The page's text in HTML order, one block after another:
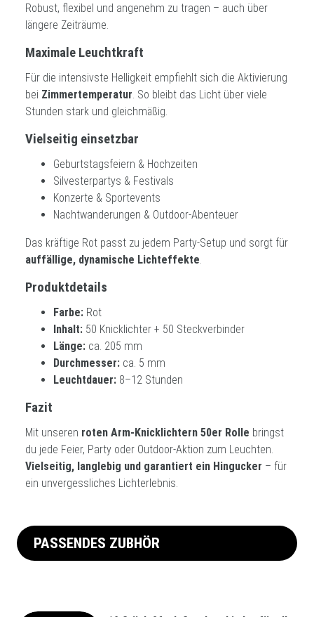
Robust, flexibel und angenehm zu tragen – auch über
längere Zeiträume.
Maximale Leuchtkraft
Für die intensivste Helligkeit empfiehlt sich die Aktivierung
bei Zimmertemperatur. So bleibt das Licht über viele
Stunden stark und gleichmäßig.
Vielseitig einsetzbar
Geburtstagsfeiern & Hochzeiten
Silvesterpartys & Festivals
Konzerte & Sportevents
Nachtwanderungen & Outdoor-Abenteuer
Das kräftige Rot passt zu jedem Party-Setup und sorgt für
auffällige, dynamische Lichteffekte.
Produktdetails
Farbe: Rot
Inhalt: 50 Knicklichter + 50 Steckverbinder
Länge: ca. 205 mm
Durchmesser: ca. 5 mm
Leuchtdauer: 8–12 Stunden
Fazit
Mit unseren roten Arm-Knicklichtern 50er Rolle bringst
du jede Feier, Party oder Outdoor-Aktion zum Leuchten.
Vielseitig, langlebig und garantiert ein Hingucker – für
ein unvergessliches Lichterlebnis.
PASSENDES ZUBHÖR